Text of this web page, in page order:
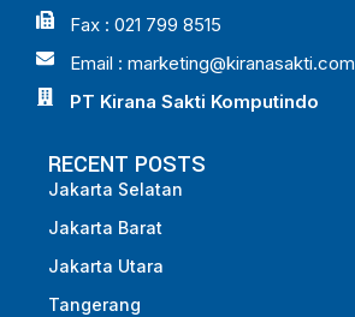
Fax : 021 799 8515
Email : marketing@kiranasakti.com
PT Kirana Sakti Komputindo
RECENT POSTS
Jakarta Selatan
Jakarta Barat
Jakarta Utara
Tangerang